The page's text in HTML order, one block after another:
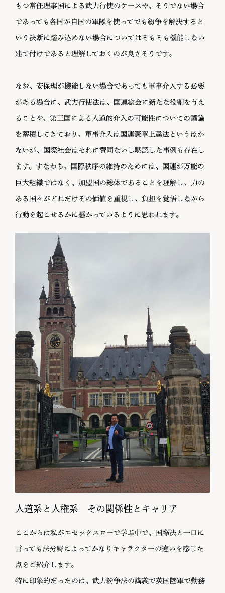
もつ常任理事国による武力行使のケースや、そうでない場合
であっても各国が自国の軍隊を使ってでも紛争を解決すると
いう決断に踏み込めない場合についてはそもそも機能しない
建て付けであると理解しておくのが良さそうです。
なお、安保理が機能しない場合であっても軍事介入する必要
がある場合に、武力行使法は、国連総会に新たな役割を与え
ることや、第三国による人道的介入の可能性についての議論
を蓄積してきており、軍事介入は国連憲章上違法というほか
ないが、国際社会はそれに賛同ないし黙認した事例も存在し
ます。すなわち、国際秩序の維持のためには、国連が万能の
巨大組織ではなく、加盟国の総体であることを理解し、力の
ある国々がどれだけその価値を重視し、負担を覚悟しながら
行動を起こせるかに懸かっているように思われます。
人道系と人権系 その関係性とキャリア
ここからは私がエセックスローで学ぶ中で、国際法と一口に
言っても法分野によってかなりキャラクターの違いを感じた
点をご紹介します。
特に印象的だったのは、武力紛争法の講義で英国陸軍で勤務